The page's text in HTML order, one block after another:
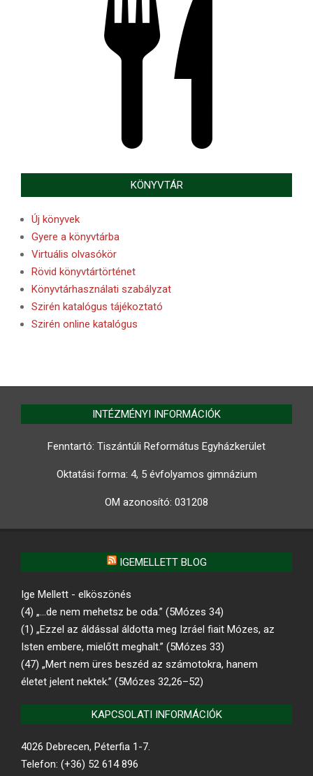
KÖNYVTÁR
Új könyvek
Gyere a könyvtárba
Virtuális olvasókör
Rövid könyvtártörténet
Könyvtárhasználati szabályzat
Szirén katalógus tájékoztató
Szirén online katalógus
INTÉZMÉNYI INFORMÁCIÓK
Fenntartó: Tiszántúli Református Egyházkerület
Oktatási forma: 4, 5 évfolyamos gimnázium
OM azonosító: 031208
IGEMELLETT BLOG
Ige Mellett - elköszönés
(4) „…de nem mehetsz be oda.” (5Mózes 34)
(1) „Ezzel az áldással áldotta meg Izráel fiait Mózes, az
Isten embere, mielőtt meghalt.” (5Mózes 33)
(47) „Mert nem üres beszéd az számotokra, hanem
életet jelent nektek.” (5Mózes 32,26–52)
KAPCSOLATI INFORMÁCIÓK
4026 Debrecen, Péterfia 1-7.
Telefon: (+36) 52 614 896